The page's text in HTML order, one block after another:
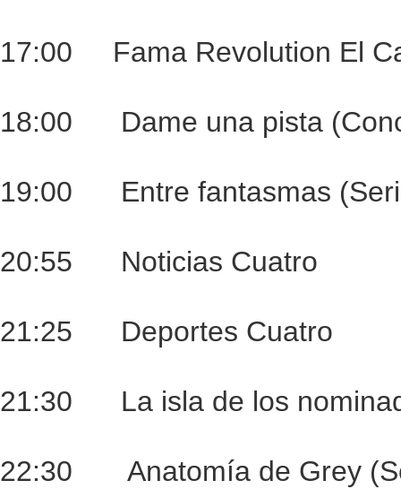
17:00 Fama Revolution El
18:00 Dame una pista
19:00 Entre fantasmas
20:55 Noticias Cuatro
21:25 Deportes Cuatro
21:30 La isla de los
22:30 Anatomía de Grey